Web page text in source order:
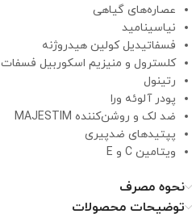
عصاره‌های گیاهی
نیاسینامید
فسفاتیدیل کولین هیدروژنه
کلسترول و منیزیم اسکوربیل فسفات
رتینول
پودر آلوئه ورا
ضد لک و روشن‌کننده MAJESTIM
پپتیدهای ضدپیری
ویتامین C و E
نحوه مصرف
توضیحات محصولات